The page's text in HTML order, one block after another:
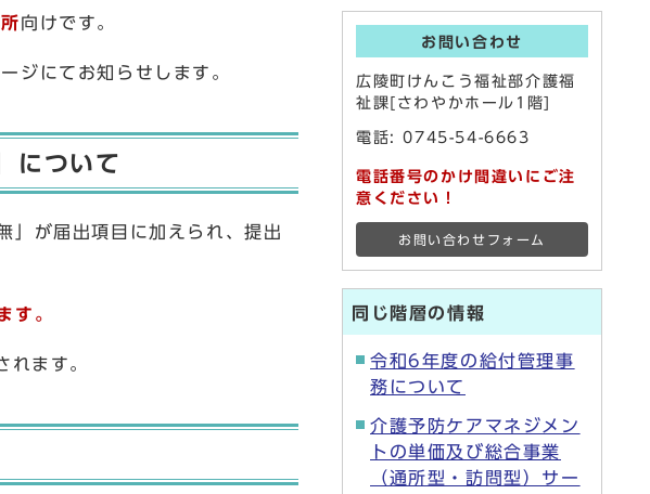
向けです。
ジにてお知らせします。
について
」が届出項目に加えられ、提出
す。
ます。
お問い合わせ
広陵町けんこう福祉部介護福
祉課[さわやかホール1階]
電話:0745-54-6663
電話番号のかけ間違いにご注
意ください！
お問い合わせフォーム
同じ階層の情報
令和6年度の給付管理事
務について
介護予防ケアマネジメン
トの単価及び総合事業
（通所型・訪問型）サー